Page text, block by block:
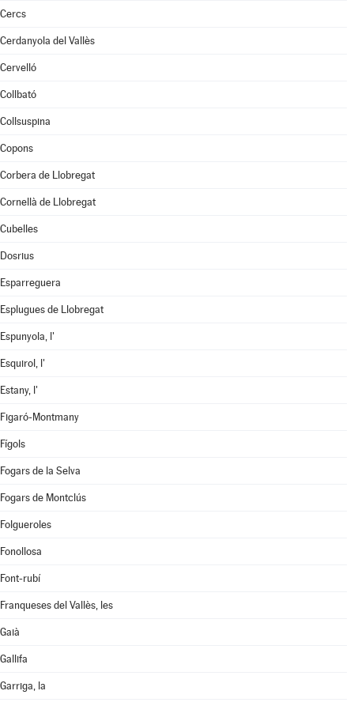
Cercs
Cerdanyola del Vallès
Cervelló
Collbató
Collsuspina
Copons
Corbera de Llobregat
Cornellà de Llobregat
Cubelles
Dosrius
Esparreguera
Esplugues de Llobregat
Espunyola, l'
Esquirol, l'
Estany, l'
Figaró-Montmany
Fígols
Fogars de la Selva
Fogars de Montclús
Folgueroles
Fonollosa
Font-rubí
Franqueses del Vallès, les
Gaià
Gallifa
Garriga, la